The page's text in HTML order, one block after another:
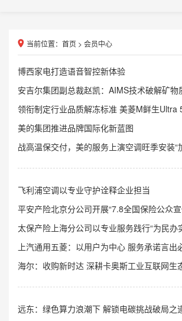
当前位置： 首页 > 会员中心
博西家电打造语音智控新体验
安吉尔集团副总裁赵凯：AIMS技术破解矿物质离子浓度检
领衔制定行业品质解冻标准 美菱M鲜生Ultra 502F荣耀
美的集团推进品牌国际化新蓝图
战高温保交付，美的服务上演空调旺季安装“加
飞利浦空调以专业守护诠释企业担当
平安产险北京分公司开展“7.8全国保险公众宣传日”系列
太保产险上海分公司以专业服务践行“为民办实事”
上汽通用五菱：以用户为中心 服务承诺言出
海尔：收购新时达 深耕卡奥斯工业互联网生
远东：绿色算力浪潮下 解锁电碳挑战破局之